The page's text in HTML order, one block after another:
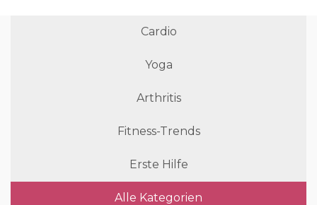
Cardio
Yoga
Arthritis
Fitness-Trends
Erste Hilfe
Alle Kategorien